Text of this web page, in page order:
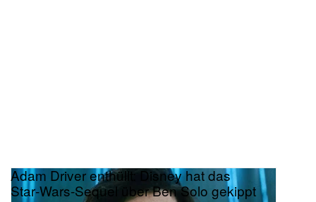
Adam Driver enthüllt: Disney hat das
Star‑Wars‑Sequel über Ben Solo gekippt